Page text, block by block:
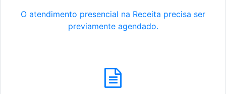
O atendimento presencial na Receita precisa ser
previamente agendado.